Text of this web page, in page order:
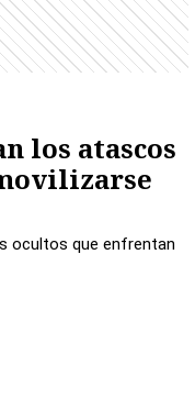
los atascos
ocultos que enfrentan